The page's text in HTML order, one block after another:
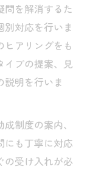
を解消するた
対応を行いま
アリングをも
イプの提案、見
明を行いま
制度の案内、
にも丁寧に対応
の受け入れが必